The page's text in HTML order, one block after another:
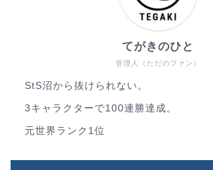
管理人（ただのファン）
てがきのひと
StS沼から抜けられない。
3キャラクターで100連勝達成。
元世界ランク1位